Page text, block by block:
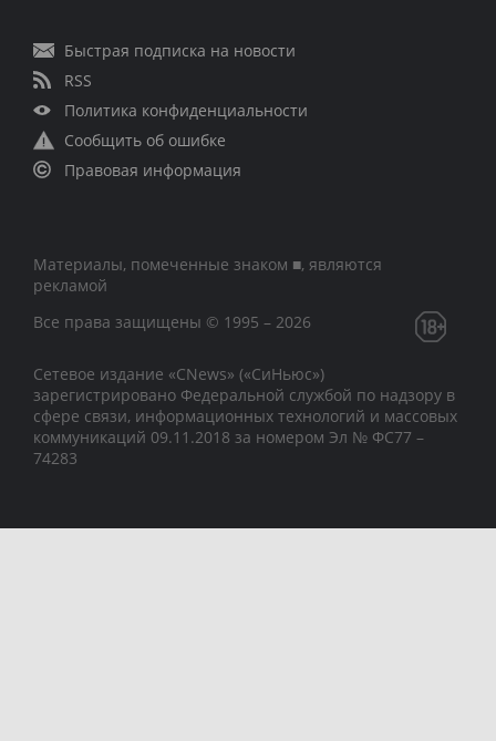
Быстрая подписка на новости
RSS
Политика конфиденциальности
Сообщить об ошибке
Правовая информация
Материалы, помеченные знаком ■, являются
рекламой
Все права защищены © 1995 – 2026
Сетевое издание «CNews» («СиНьюс»)
зарегистрировано Федеральной службой по надзору в
сфере связи, информационных технологий и массовых
коммуникаций 09.11.2018 за номером Эл № ФС77 –
74283